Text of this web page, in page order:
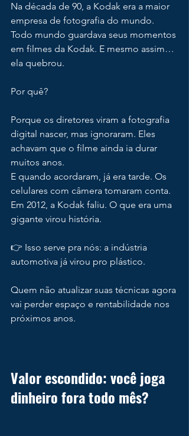
Na década de 90, a Kodak era a maior
empresa de fotografia do mundo.
Todo mundo guardava seus momentos
em filmes da Kodak. E mesmo assim…
ela quebrou.
Por quê?
Porque os diretores viram a fotografia
digital nascer, mas ignoraram. Eles
achavam que o filme ainda ia durar
muitos anos.
E quando acordaram, já era tarde. Os
celulares com câmera tomaram conta.
Em 2012, a Kodak faliu. O que era uma
gigante virou história.
👉 Isso serve pra nós: a indústria
automotiva já virou pro plástico.
Quem não atualizar suas técnicas agora
vai perder espaço e rentabilidade nos
próximos anos.
Valor escondido: você joga
dinheiro fora todo mês?